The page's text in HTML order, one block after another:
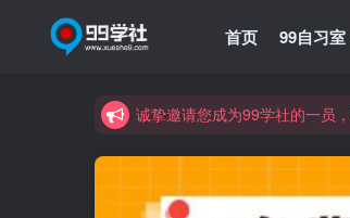
首页 99自习室
诚挚邀请您成为99学社的一员
诚挚邀请您成为99学社的一员
学习路上不孤独，99学社与你